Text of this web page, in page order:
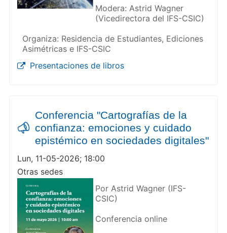
Modera: Astrid Wagner
(Vicedirectora del IFS-CSIC)
Organiza: Residencia de Estudiantes, Ediciones
Asimétricas e IFS-CSIC
Presentaciones de libros
Conferencia "Cartografías de la
confianza: emociones y cuidado
epistémico en sociedades digitales"
Lun, 11-05-2026; 18:00
Otras sedes
Por Astrid Wagner (IFS-
CSIC)
Conferencia online